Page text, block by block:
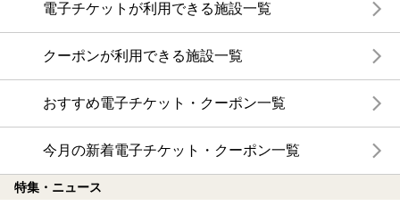
電子チケットが利用できる施設一覧
クーポンが利用できる施設一覧
おすすめ電子チケット・クーポン一覧
今月の新着電子チケット・クーポン一覧
特集・ニュース